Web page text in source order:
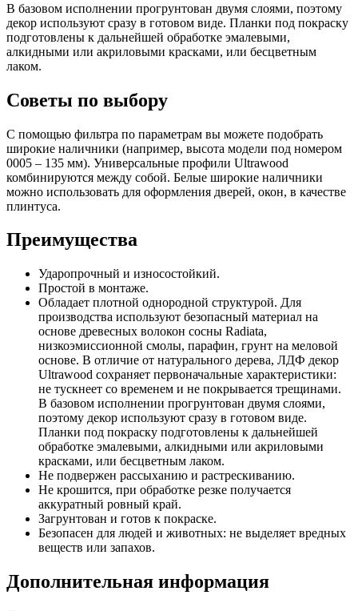
В базовом исполнении прогрунтован двумя слоями, поэтому
декор используют сразу в готовом виде. Планки под покраску
подготовлены к дальнейшей обработке эмалевыми,
алкидными или акриловыми красками, или бесцветным
лаком.
Советы по выбору
С помощью фильтра по параметрам вы можете подобрать
широкие наличники (например, высота модели под номером
0005 – 135 мм). Универсальные профили Ultrawood
комбинируются между собой. Белые широкие наличники
можно использовать для оформления дверей, окон, в качестве
плинтуса.
Преимущества
Ударопрочный и износостойкий.
Простой в монтаже.
Обладает плотной однородной структурой. Для
производства используют безопасный материал на
основе древесных волокон сосны Radiata,
низкоэмиссионной смолы, парафин, грунт на меловой
основе. В отличие от натурального дерева, ЛДФ декор
Ultrawood сохраняет первоначальные характеристики:
не тускнеет со временем и не покрывается трещинами.
В базовом исполнении прогрунтован двумя слоями,
поэтому декор используют сразу в готовом виде.
Планки под покраску подготовлены к дальнейшей
обработке эмалевыми, алкидными или акриловыми
красками, или бесцветным лаком.
Не подвержен рассыханию и растрескиванию.
Не крошится, при обработке резке получается
аккуратный ровный край.
Загрунтован и готов к покраске.
Безопасен для людей и животных: не выделяет вредных
веществ или запахов.
Дополнительная информация